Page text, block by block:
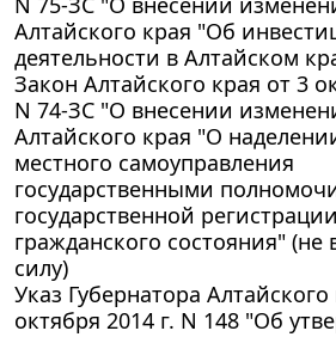
Алтайского края "Об
деятельности в Алтайском
Закон Алтайского края от 3
N 74-ЗС "О внесении
Алтайского края "О
местного самоуправления
государственными
государственной
гражданского состояния" (не
силу)
Указ Губернатора Алтайского
октября 2014 г. N 148 "Об